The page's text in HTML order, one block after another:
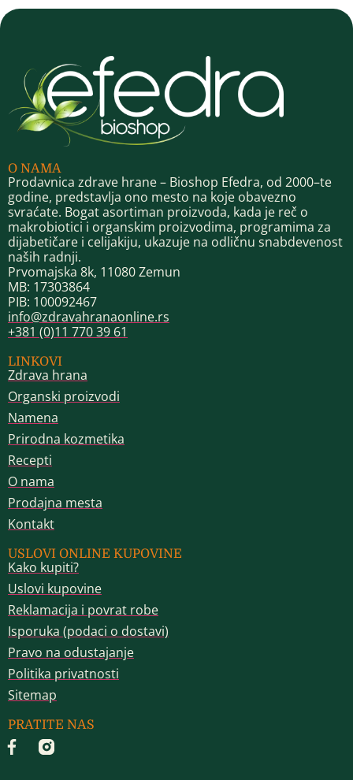
O NAMA
Prodavnica zdrave hrane – Bioshop Efedra, od 2000–te
godine, predstavlja ono mesto na koje obavezno
svraćate. Bogat asortiman proizvoda, kada je reč o
makrobiotici i organskim proizvodima, programima za
dijabetičare i celijakiju, ukazuje na odličnu snabdevenost
naših radnji.
Prvomajska 8k, 11080 Zemun
MB: 17303864
PIB: 100092467
info@zdravahranaonline.rs
+381 (0)11 770 39 61
LINKOVI
Zdrava hrana
Organski proizvodi
Namena
Prirodna kozmetika
Recepti
O nama
Prodajna mesta
Kontakt
USLOVI ONLINE KUPOVINE
Kako kupiti?
Uslovi kupovine
Reklamacija i povrat robe
Isporuka (podaci o dostavi)
Pravo na odustajanje
Politika privatnosti
Sitemap
PRATITE NAS